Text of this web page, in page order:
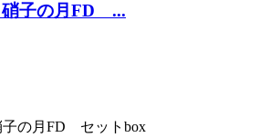
硝子の月FD ...
子の月FD セットbox